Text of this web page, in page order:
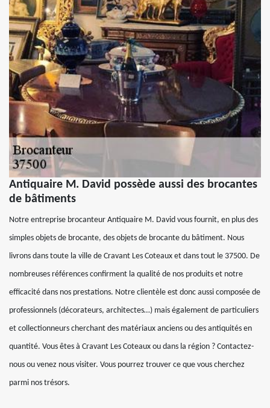
Antiquaire M. David possède aussi des brocantes
de bâtiments
Notre entreprise brocanteur Antiquaire M. David vous fournit, en plus des
simples objets de brocante, des objets de brocante du bâtiment. Nous
livrons dans toute la ville de Cravant Les Coteaux et dans tout le 37500. De
nombreuses références confirment la qualité de nos produits et notre
efficacité dans nos prestations. Notre clientèle est donc aussi composée de
professionnels (décorateurs, architectes…) mais également de particuliers
et collectionneurs cherchant des matériaux anciens ou des antiquités en
quantité. Vous êtes à Cravant Les Coteaux ou dans la région ? Contactez-
nous ou venez nous visiter. Vous pourrez trouver ce que vous cherchez
parmi nos trésors.